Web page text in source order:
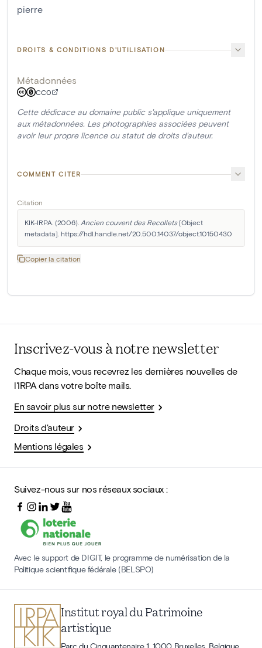
pierre
DROITS & CONDITIONS D'UTILISATION
Métadonnées
CC0
Cette dédicace au domaine public s'applique uniquement
aux métadonnées. Les photographies associées peuvent
avoir leur propre licence ou statut de droits d'auteur.
COMMENT CITER
Citation
KIK-IRPA. (2006). Ancien couvent des Recollets [Object
metadata]. https://hdl.handle.net/20.500.14037/object.10150430
Copier la citation
Inscrivez-vous à notre newsletter
Chaque mois, vous recevrez les dernières nouvelles de
l'IRPA dans votre boîte mails.
En savoir plus sur notre newsletter
Droits d'auteur
Mentions légales
Suivez-nous sur nos réseaux sociaux :
Avec le support de DIGIT, le programme de numérisation de la
Politique scientifique fédérale (BELSPO)
Institut royal du Patrimoine
artistique
Parc du Cinquantenaire 1, 1000 Bruxelles, Belgique